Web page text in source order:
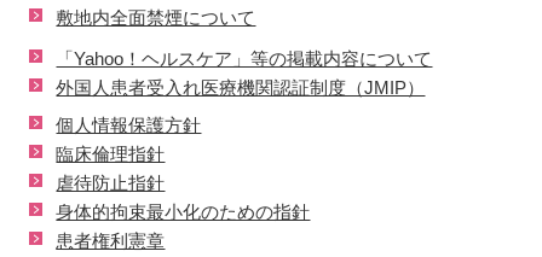
敷地内全面禁煙について
「Yahoo！ヘルスケア」等の掲載内容について
外国人患者受入れ医療機関認証制度（JMIP）
個人情報保護方針
臨床倫理指針
虐待防止指針
身体的拘束最小化のための指針
患者権利憲章